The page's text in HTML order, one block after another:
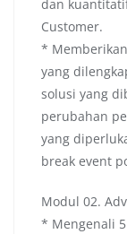
dan
Customer.
*
yang
solusi yang
perubahan
yang
break event
Modul 02.
* Mengenali